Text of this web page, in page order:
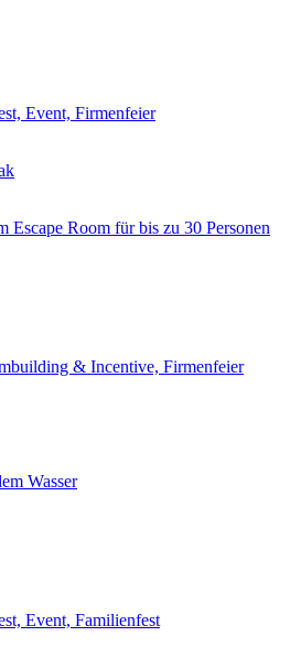
Event, Firmenfeier
Escape Room für bis zu 30 Personen
& Incentive, Firmenfeier
Wasser
Event, Familienfest